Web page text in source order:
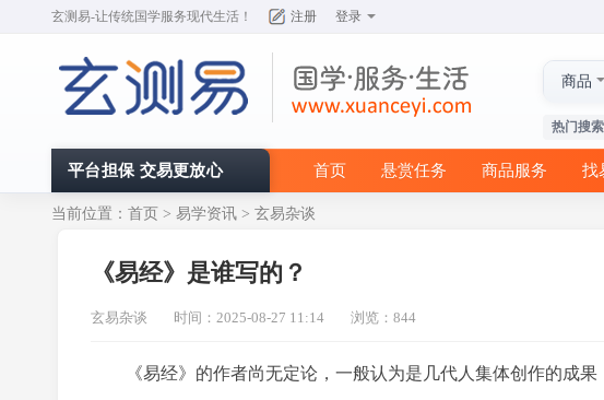
玄测易-让传统国学服务现代生活！ 注册 登录
商品
热门搜索
平台担保 交易更放心 首页 悬赏任务 商品服务 找
当前位置： 首页 > 易学资讯 > 玄易杂谈
《易经》是谁写的？
玄易杂谈 时间：2025-08-27 11:14 浏览：844
《易经》的作者尚无定论，一般认为是几代人集体创作的成果